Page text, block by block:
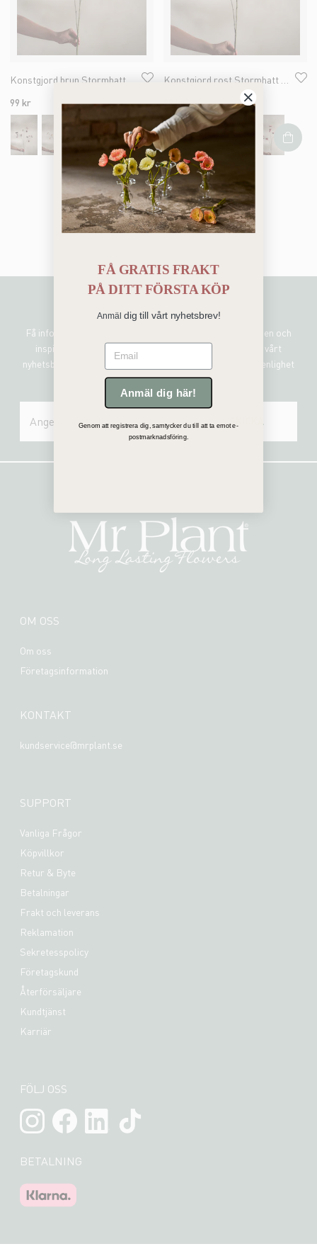
99 kr
99 kr
Du har sett 4 av 4 produkter
Sign me up!
Få information om de senaste nyheterna, unika erbjudanden och
inspirerande uppdateringar genom att prenumerera på vårt
nyhetsbrev. Mr Plant hanterar all personlig information i enlighet
med vår integritetspolicy.
SKICKA
OM OSS
Om oss
Företagsinformation
KONTAKT
kundservice@mrplant.se
SUPPORT
Vanliga Frågor
Köpvillkor
Retur & Byte
Betalningar
Frakt och leverans
Reklamation
Sekretesspolicy
Företagskund
Återförsäljare
Kundtjänst
Karriär
FÖLJ OSS
BETALNING
FÅ GRATIS FRAKT
PÅDITT FÖRSTA KÖP
Anmäl dig till vårt nyhetsbrev!
Email
Anmäl dig här!
Genom att registrera dig, samtycker du till att ta emot e-
postmarknadsföring.